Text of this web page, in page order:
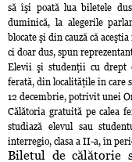
să îşi poată lua biletele
duminică, la alegerile
blocate şi din cauză că
ci doar dus, spun
Elevii şi studenţii cu drept
ferată, din localităţile în care
12 decembrie, potrivit unei
Călătoria gratuită pe calea
studiază elevul sau
interregio, clasa a II-a, în
Biletul de călătorie